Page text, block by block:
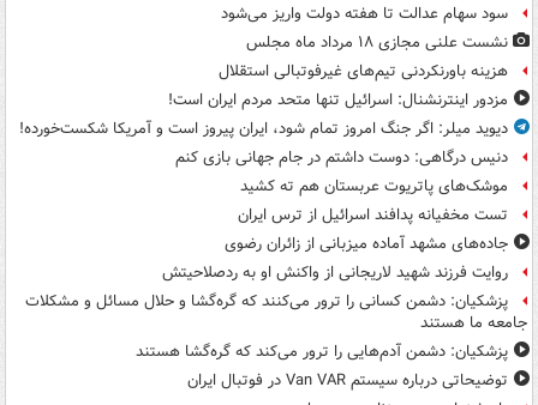
سود سهام عدالت تا هفته دولت واریز می‌شود
نشست علنی مجازی ۱۸ مرداد ماه مجلس
هزینه باورنکردنی تیم‌های غیرفوتبالی استقلال
مزدور اینترنشنال: اسرائیل تنها متحد مردم ایران است!
دیوید میلر: اگر جنگ امروز تمام شود، ایران پیروز است و آمریکا شکست‌خورده!
دنیس درگاهی: دوست داشتم در جام جهانی بازی کنم
موشک‌های پاتریوت عربستان هم ته‌ کشید
تست مخفیانه پدافند اسرائیل از ترس ایران
جاده‌های مشهد آماده میزبانی از زائران رضوی
روایت فرزند شهید لاریجانی از واکنش او به ردصلاحیتش
پزشکیان: دشمن کسانی را ترور می‌کنند که گره‌گشا و حلال مسائل و مشکلات
جامعه ما هستند
پزشکیان: دشمن آدم‌هایی را ترور می‌کند که گره‌گشا هستند
توضیحاتی درباره سیستم Van VAR در فوتبال ایران